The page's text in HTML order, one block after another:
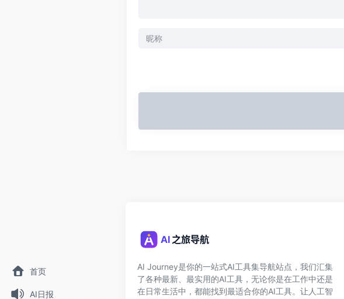
首页
AI日报
AI Journey是你的一站式AI工具集导航站点，我们汇集
了各种最新、最实用的AI工具，无论你是在工作中还是
在日常生活中，都能找到最适合你的AI工具。让人工智